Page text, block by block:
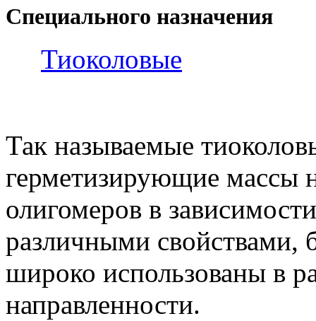
Специального назначения
Тиоколовые
Так называемые
герметизирующие массы
олигомеров в
различными свойствами,
широко использованы в
направленности.